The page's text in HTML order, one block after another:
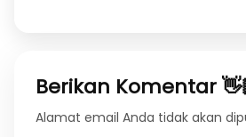
Berikan Komentar
Alamat email Anda tidak akan